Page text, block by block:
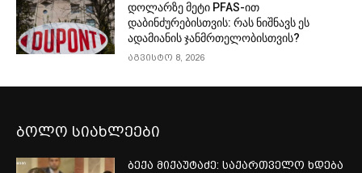
დოლარზე მეტი PFAS-ით
დაბინძურებისთვის: რას ნიშნავს ეს
ადამიანის ჯანმრთელობისთვის?
აგვისტო 8, 2026
ბოლო სიახლეები
ბექა მიქაუტაძე: საქართველო ხდება